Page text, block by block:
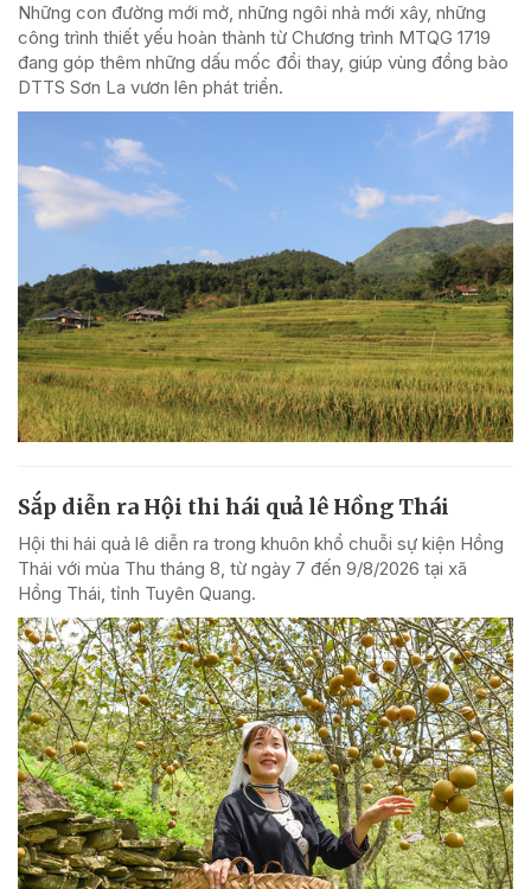
Những con đường mới mở, những ngôi nhà mới xây, những
công trình thiết yếu hoàn thành từ Chương trình MTQG 1719
đang góp thêm những dấu mốc đổi thay, giúp vùng đồng bào
DTTS Sơn La vươn lên phát triển.
Sắp diễn ra Hội thi hái quả lê Hồng Thái
Hội thi hái quả lê diễn ra trong khuôn khổ chuỗi sự kiện Hồng
Thái với mùa Thu tháng 8, từ ngày 7 đến 9/8/2026 tại xã
Hồng Thái, tỉnh Tuyên Quang.